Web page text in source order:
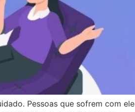
Pessoas que sofrem com ele